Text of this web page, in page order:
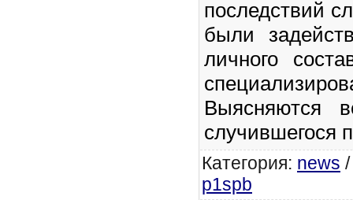
последствий
были
личного
Выясняются
случившегося
Категория: news
p1spb